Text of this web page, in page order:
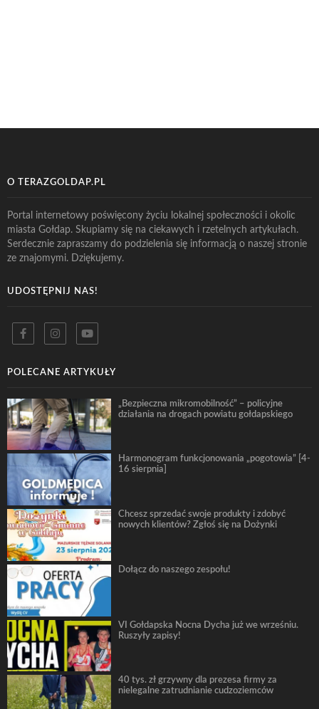
O TERAZGOLDAP.PL
Portal internetowy poświęcony życiu lokalnej społeczności i okolic
miasta Gołdap. Skupiamy się na ciekawych i rzetelnych artykułach.
Serdecznie zapraszamy do podzielenia się informacją o naszej stronie
ze znajomymi. Dziękujemy.
UDOSTĘPNIJ NAS!
POLECANE ARTYKUŁY
„Bezpieczna mikromobilność” – policyjne
działania na drogach powiatu gołdapskiego
Harmonogram funkcjonowania „pogotowia” [4-
16 sierpnia]
Chcesz sprzedać swoje produkty i zdobyć
nowych klientów? Zgłoś się na Dożynki
Dołącz do naszego zespołu!
VI Gołdapska Nocna Dycha już we wrześniu.
Ruszyły zapisy!
40 tys. zł grzywny dla prezesa firmy za
nielegalne zatrudnianie cudzoziemców